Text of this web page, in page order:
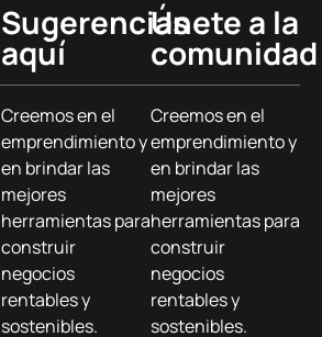
Sugerencias
aquí
Creemos en el
emprendimiento y
en brindar las
mejores
herramientas para
construir
negocios
rentables y
sostenibles.
Únete a la
comunidad
Creemos en el
emprendimiento y
en brindar las
mejores
herramientas para
construir
negocios
rentables y
sostenibles.